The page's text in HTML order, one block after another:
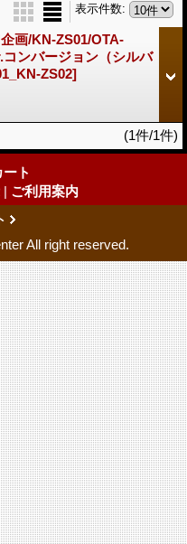
表示件数:
画/KN-ZS01/OTA-
ンバージョン（シルバ
ZS02]
(1件/1件)
ート
| ご利用案内
All right reserved.